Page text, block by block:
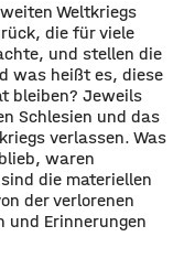
Weltkriegs
die für viele
und stellen die
was heißt es, diese
bleiben? Jeweils
Schlesien und das
verlassen. Was
waren
die materiellen
der verlorenen
und Erinnerungen